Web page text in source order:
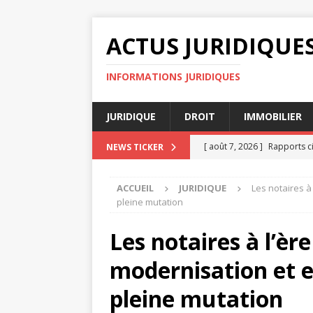
ACTUS
INFORMATIONS JURIDIQUES
JURIDIQUE DROIT IMMOBILIER
NEWS TICKER [ août 7, 2026 ] Rapports
[ août 4, 2026 ]
AVOCAT
[ août 8, 2026 ]
Clause
ACCUEIL JURIDIQUE
Les notaires
pleine mutation
Les notaires à
modernisation et
pleine mutation